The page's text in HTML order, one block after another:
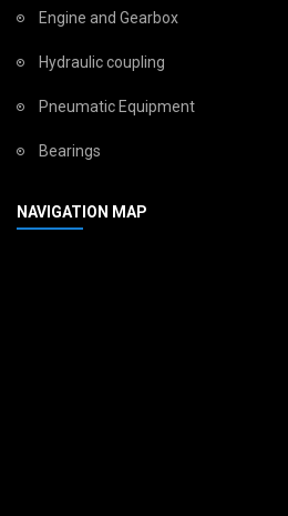
Engine and Gearbox
Hydraulic coupling
Pneumatic Equipment
Bearings
NAVIGATION MAP